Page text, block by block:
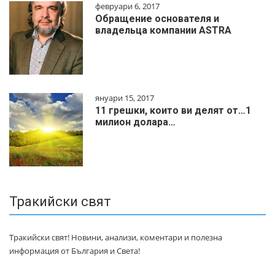
февруари 6, 2017
Обращение основателя и
владельца компании ASTRA
януари 15, 2017
11 грешки, които ви делят от…1
милиoн дoлapa…
Тракийски свят
Тракийски свят! Новини, анализи, коментари и полезна
информация от България и Света!